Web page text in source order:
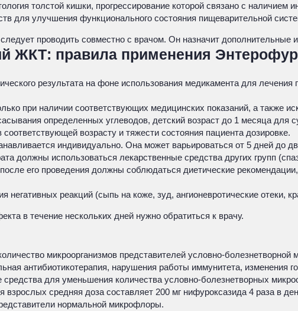
толстой кишки, прогрессирование которой связано с
для улучшения функционального состояния пищеварительной
проводить совместно с врачом. Он назначит дополнительные
ЖКТ: правила применения
результата на фоне использования медикамента для
при наличии соответствующих медицинских показаний, а также
определенных углеводов, детский возраст до 1 месяца для
возрасту и тяжести состояния пациента дозировке.
индивидуально. Она может варьироваться от 5 дней до
должны использоваться лекарственные средства других групп
его проведения должны соблюдаться диетические
негативных реакций (сыпь на коже, зуд, ангионевротические отеки,
в течение нескольких дней нужно обратиться к врачу.
микроорганизмов представителей условно-
антибиотикотерапия, нарушения работы иммунитета, изменения
для уменьшения количества условно-болезнетворных
взрослых средняя доза составляет 200 мг нифуроксазида 4 раза в
нормальной микрофлоры.